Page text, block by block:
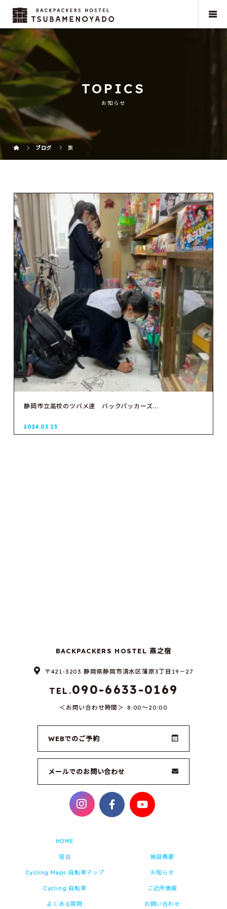
TOPICS
お知らせ
ブログ 旅
静岡市立高校のツバメ達 バックパッカーズ...
2024.03.15
BACKPACKERS HOSTEL 燕之宿
〒421-3203 静岡県静岡市清水区蒲原3丁目19－27
TEL.090-6633-0169
お問い合わせ時間 8:00～20:00
WEBでのご予約
メールでのお問い合わせ
HOME
宿泊
Cycling Maps 自転車マップ
Cycling 自転車
よくある質問
施設概要
お知らせ
ご近所情報
お問い合わせ